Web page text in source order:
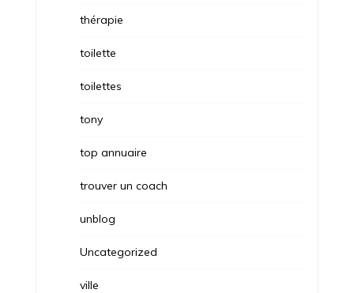
thérapie
toilette
toilettes
tony
top annuaire
trouver un coach
unblog
Uncategorized
ville